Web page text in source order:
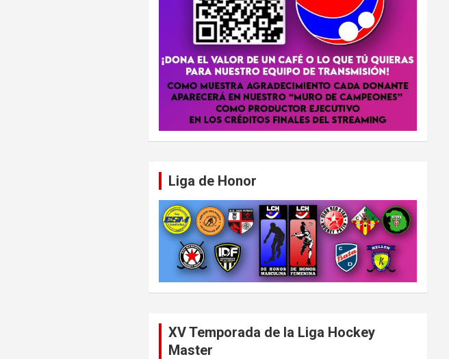
Liga de Honor
XV Temporada de la Liga Hockey
Master